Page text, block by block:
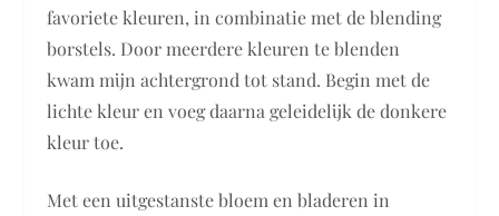
favoriete kleuren, in combinatie met de blending
borstels. Door meerdere kleuren te blenden
kwam mijn achtergrond tot stand. Begin met de
lichte kleur en voeg daarna geleidelijk de donkere
kleur toe.
Met een uitgestanste bloem en bladeren in